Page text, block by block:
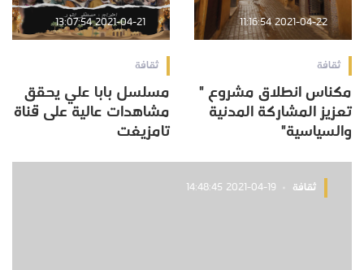
2021-04-22 11:16:54
ثقافة
مكناس انطلاق مشروع "
تعزيز المشاركة المدنية
والسياسية"
2021-04-21 13:07:54
ثقافة
مسلسل بابا علي يحقق
مشاهدات عالية على قناة
تامزيغت
ثقافة 2021-04-19 14:48:45